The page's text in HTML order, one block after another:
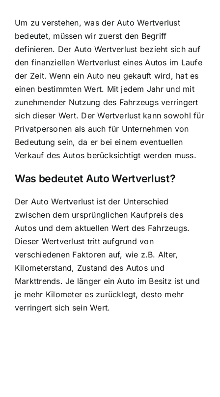
Um zu verstehen, was der Auto Wertverlust
bedeutet, müssen wir zuerst den Begriff
definieren. Der Auto Wertverlust bezieht sich auf
den finanziellen Wertverlust eines Autos im Laufe
der Zeit. Wenn ein Auto neu gekauft wird, hat es
einen bestimmten Wert. Mit jedem Jahr und mit
zunehmender Nutzung des Fahrzeugs verringert
sich dieser Wert. Der Wertverlust kann sowohl für
Privatpersonen als auch für Unternehmen von
Bedeutung sein, da er bei einem eventuellen
Verkauf des Autos berücksichtigt werden muss.
Was bedeutet Auto Wertverlust?
Der Auto Wertverlust ist der Unterschied
zwischen dem ursprünglichen Kaufpreis des
Autos und dem aktuellen Wert des Fahrzeugs.
Dieser Wertverlust tritt aufgrund von
verschiedenen Faktoren auf, wie z.B. Alter,
Kilometerstand, Zustand des Autos und
Markttrends. Je länger ein Auto im Besitz ist und
je mehr Kilometer es zurücklegt, desto mehr
verringert sich sein Wert.